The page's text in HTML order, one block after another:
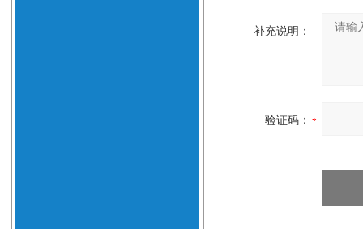
补充说明：
验证码：